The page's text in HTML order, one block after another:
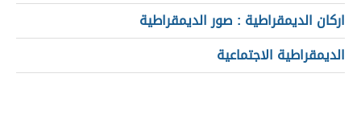
اركان الديمقراطية : صور الديمقراطية
الديمقراطية الاجتماعية